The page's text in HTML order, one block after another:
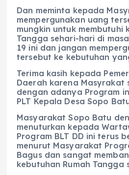
Dan meminta kepada
mempergunakan uang
mungkin untuk membutuhi
Tangga sehari-hari di
19 ini dan jangan
tersebut ke kebutuhan
Terima kasih kepada
Daerah karena
dengan adanya Program
PLT Kepala Desa Sopo
Masyarakat Sopo Batu
menuturkan kepada
Program BLT DD ini terus
menurut Masyarakat
Bagus dan sangat
kebutuhan Rumah Tangga